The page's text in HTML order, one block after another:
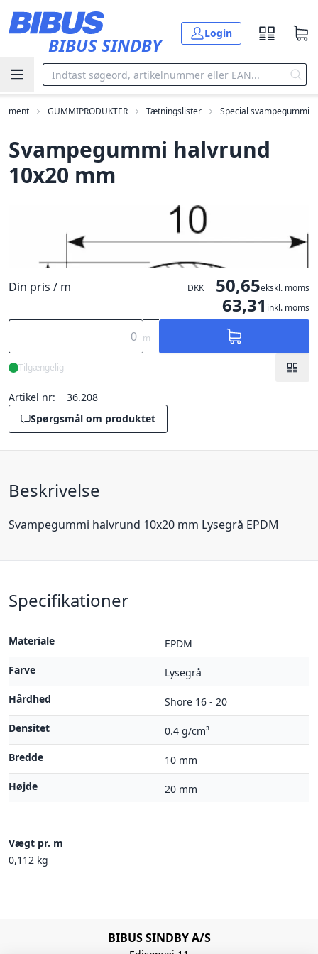
BIBUS SINDBY
Login
GUMMIPRODUKTER Tætningslister Special svampegummi
Svampegummi halvrund
10x20 mm
Din pris / m DKK 50,65ekskl. moms
63,31 inkl. moms
m
Tilgængelig
Artikel nr:
36.208
Spørgsmål om produktet
Beskrivelse
Svampegummi halvrund 10x20 mm Lysegrå EPDM
Specifikationer
Materiale
EPDM
Farve
Lysegrå
Hårdhed
Shore 16 - 20
Densitet
0.4 g/cm³
Bredde
10 mm
Højde
20 mm
Vægt pr. m
0,112 kg
BIBUS SINDBY A/S